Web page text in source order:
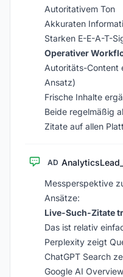
Autoritativem Ton
Akkuraten
Starken E-E-A-T-
Operativer
Autoritäts-Content
Ansatz)
Frische Inhalte
Beide regelmäßig
Zitate auf allen
AD
Messperspektive
Ansätze:
Live-Such-Zitate
Das ist relativ
Perplexity zeigt
ChatGPT Search
Google AI